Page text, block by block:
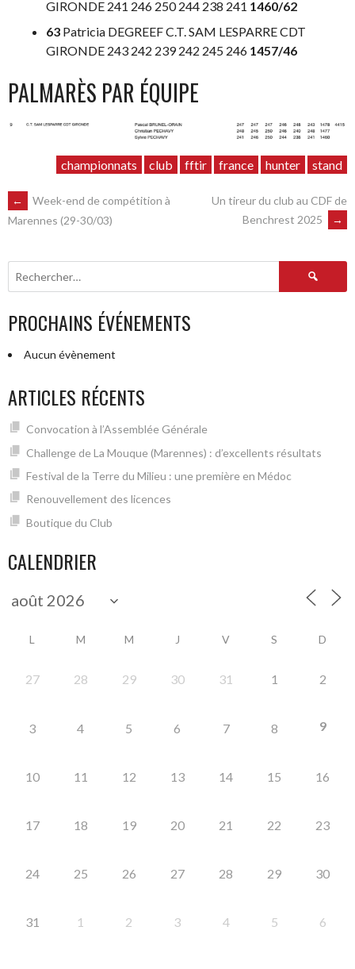
GIRONDE 241 246 250 244 238 241 1460/62
63 Patricia DEGREEF C.T. SAM LESPARRE CDT
GIRONDE 243 242 239 242 245 246 1457/46
PALMARÈS PAR ÉQUIPE
championnats club fftir france hunter stand
NAVIGATION
DES
ARTICLES
←
Week-end de compétition à
Marennes (29-30/03)
Un tireur du club au CDF de
Benchrest 2025
→
Rechercher :
PROCHAINS ÉVÉNEMENTS
Aucun évènement
ARTICLES RÉCENTS
Convocation à l’Assemblée Générale
Challenge de La Mouque (Marennes) : d’excellents résultats
Festival de la Terre du Milieu : une première en Médoc
Renouvellement des licences
Boutique du Club
CALENDRIER
L M M J V S D
27 28 29 30 31 1 2
3 4 5 6 7 8 9
10 11 12 13 14 15 16
17 18 19 20 21 22 23
24 25 26 27 28 29 30
31 1 2 3 4 5 6